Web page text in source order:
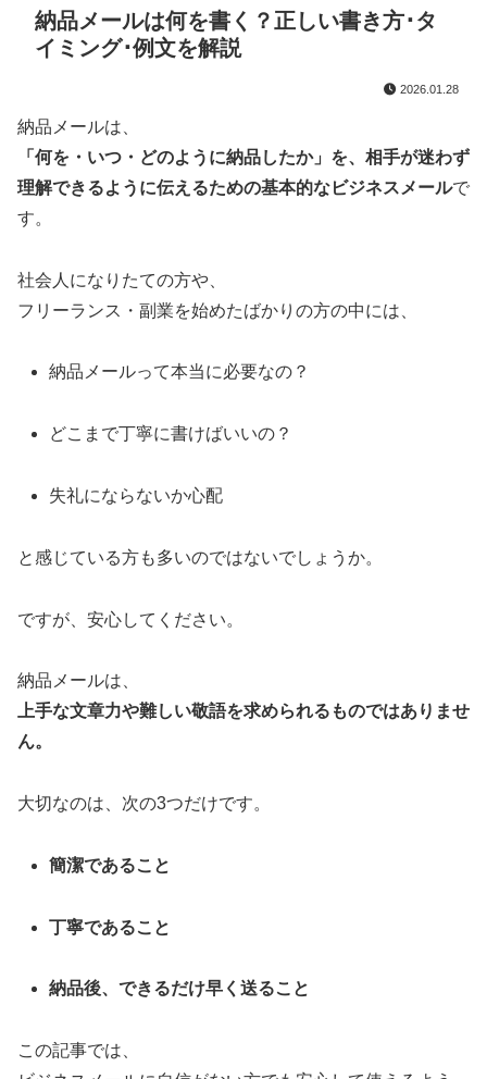
納品メールは何を書く？正しい書き方･タ
イミング･例文を解説
2026.01.28
納品メールは、
「何を・いつ・どのように納品したか」を、相手が迷わず
理解できるように伝えるための基本的なビジネスメールで
す。
社会人になりたての方や、
フリーランス・副業を始めたばかりの方の中には、
納品メールって本当に必要なの？
どこまで丁寧に書けばいいの？
失礼にならないか心配
と感じている方も多いのではないでしょうか。
ですが、安心してください。
納品メールは、
上手な文章力や難しい敬語を求められるものではありませ
ん。
大切なのは、次の3つだけです。
簡潔であること
丁寧であること
納品後、できるだけ早く送ること
この記事では、